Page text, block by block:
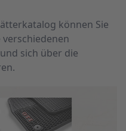
können Sie
sich über die